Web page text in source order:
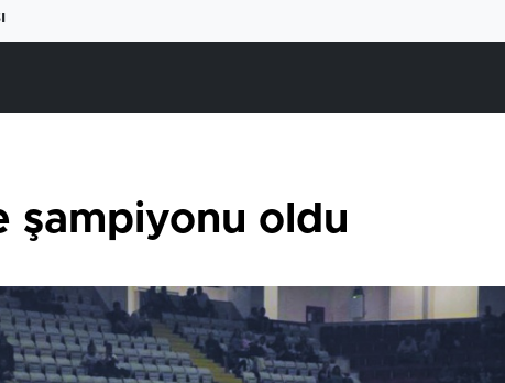
şampiyonu oldu